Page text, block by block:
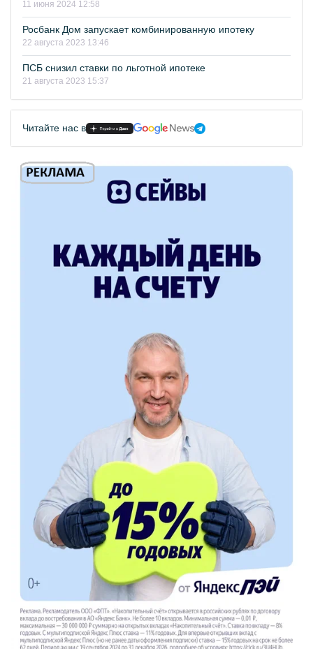
11 июня 2024 12:58
Росбанк Дом запускает комбинированную ипотеку
22 августа 2023 13:46
ПСБ снизил ставки по льготной ипотеке
21 августа 2023 15:37
Читайте нас в